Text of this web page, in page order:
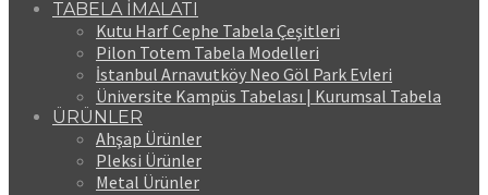
TABELA İMALATI
Kutu Harf Cephe Tabela Çeşitleri
Pilon Totem Tabela Modelleri
İstanbul Arnavutköy Neo Göl Park Evleri
Üniversite Kampüs Tabelası | Kurumsal Tabela
ÜRÜNLER
Ahşap Ürünler
Pleksi Ürünler
Metal Ürünler